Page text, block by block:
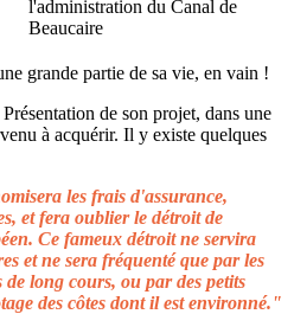
grande partie de sa vie, en vain !
de son projet, dans une
à acquérir. Il y existe quelques
les frais d'assurance,
et fera oublier le détroit de
Ce fameux détroit ne servira
et ne sera fréquenté que par les
long cours, ou par des petits
des côtes dont il est environné."